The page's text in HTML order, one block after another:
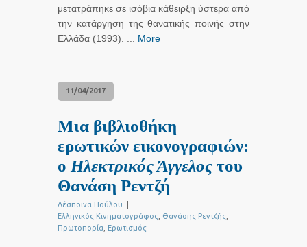
μετατράπηκε σε ισόβια κάθειρξη ύστερα από
την κατάργηση της θανατικής ποινής στην
Ελλάδα (1993). ... More
11/04/2017
Μια βιβλιοθήκη
ερωτικών εικονογραφιών:
o Ηλεκτρικός Άγγελος του
Θανάση Ρεντζή
Δέσποινα Πούλου
Ελληνικός Κινηματογράφος Θανάσης Ρεντζής
Πρωτοπορία
Ερωτισμός